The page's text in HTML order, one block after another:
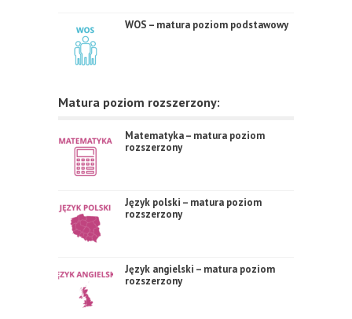
WOS – matura poziom podstawowy
Matura poziom rozszerzony:
Matematyka – matura poziom
rozszerzony
Język polski – matura poziom
rozszerzony
Język angielski – matura poziom
rozszerzony